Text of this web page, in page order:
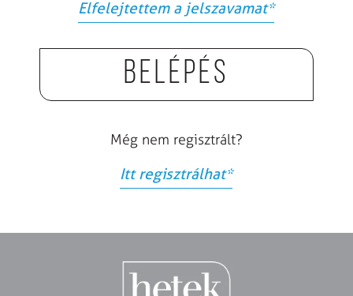
Elfelejtettem a jelszavamat*
Belépés
Még nem regisztrált?
Itt regisztrálhat*